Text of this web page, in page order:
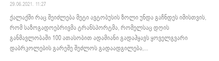
29.06.2021. 11:27
ქალაქში რაც შეიძლება მეტი ავტობუსის ზოლი უნდა გაჩნდეს იმისთვის,
რომ საზოგადოებრივმა ტრანსპორტმა, რომელსაც დღის
განმავლობაში 100 ათასობით ადამიანი გადაჰყავს ყოველგვარი
დაბრკოლების გარეშე შეძლოს გადაადგილება,...